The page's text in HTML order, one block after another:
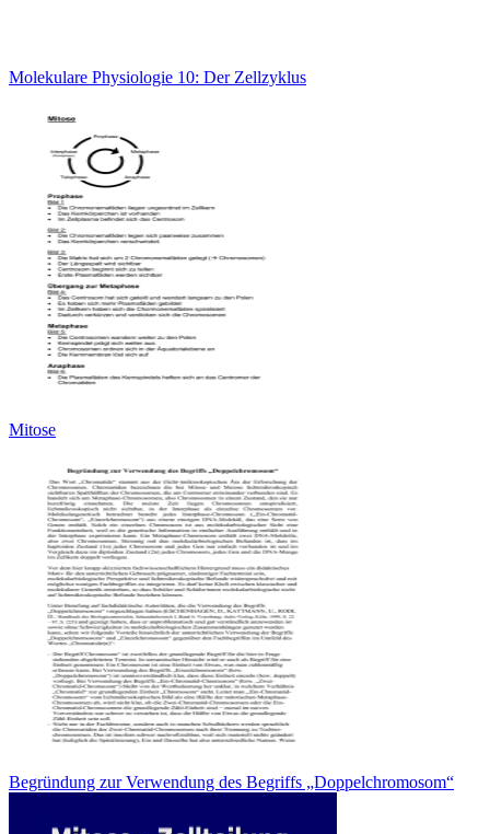
Molekulare Physiologie 10: Der Zellzyklus
Mitose
Begründung zur Verwendung des Begriffs „Doppelchromosom“